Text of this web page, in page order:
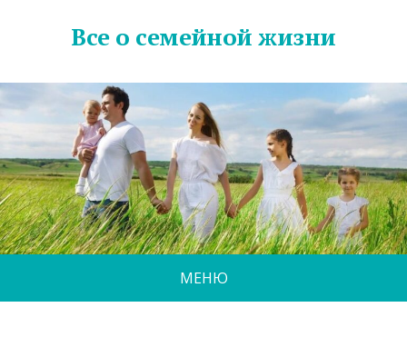
Все о семейной жизни
МЕНЮ